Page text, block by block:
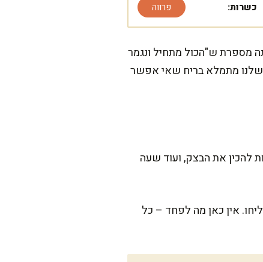
כשרות: פרווה
מספרת ש"הכול מתחיל ונגמר
שלנו מתמלא בריח שאי אפשר
קצת השקעה וסבלנות, אבל אני מבטיחה שזה לגמרי משתלם. לוקח בערך 20 דקות להכין את הבצק, ועוד שעה
אין כאן מה לפחד – כל